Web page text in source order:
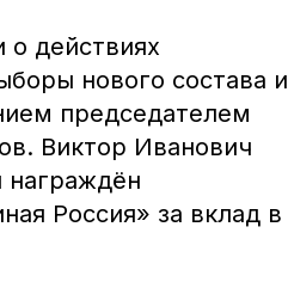
о действиях
нового состава и
председателем
Виктор Иванович
награждён
Россия» за вклад в